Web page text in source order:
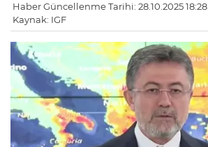
Haber Güncellenme Tarihi: 28.10.2025 18:28
Kaynak: IGF